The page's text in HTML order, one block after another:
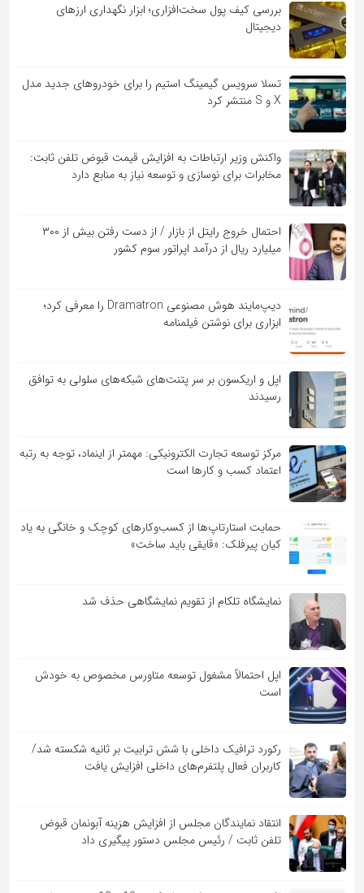
بررسی کیف‌ پول سخت‌افزاری؛ ابزار نگهداری ارزهای
دیجیتال
تسلا سرویس گیمینگ استیم را برای خودروهای جدید مدل
X و S منتشر کرد
واکنش وزیر ارتباطات به افزایش قیمت قبوض تلفن ثابت:
مخابرات برای نوسازی و توسعه نیاز به منابع دارد
احتمال خروج رایتل از بازار / از دست رفتن بیش از ۳۰۰
میلیارد ریال از درآمد اپراتور سوم کشور
دیپ‌مایند هوش مصنوعی Dramatron را معرفی کرد؛
ابزاری برای نوشتن فیلمنامه
اپل و اریکسون بر سر پتنت‌های شبکه‌های سلولی به توافق
رسیدند
مرکز توسعه تجارت الکترونیکی: مهمتر از اینماد، توجه به رتبه
اعتماد کسب و کارها است
حمایت استارتاپ‌ها از کسب‌وکارهای کوچک و خانگی به یاد
کیان پیرفلک: «قایقی باید ساخت»
نمایشگاه تلکام از تقویم نمایشگاهی حذف شد
اپل احتمالاً مشغول توسعه متاورس مخصوص به خودش
است
رکورد ترافیک داخلی با شش ترابیت بر ثانیه شکسته شد/
کاربران فعال پلتفرم‌های داخلی افزایش یافت
انتقاد نمایندگان مجلس از افزایش هزینه آبونمان قبوض
تلفن ثابت / رئیس مجلس دستور پیگیری داد